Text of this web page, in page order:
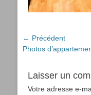
Navigation
de
← Précédent
Article
Photos
Laisser un
Votre adresse e-